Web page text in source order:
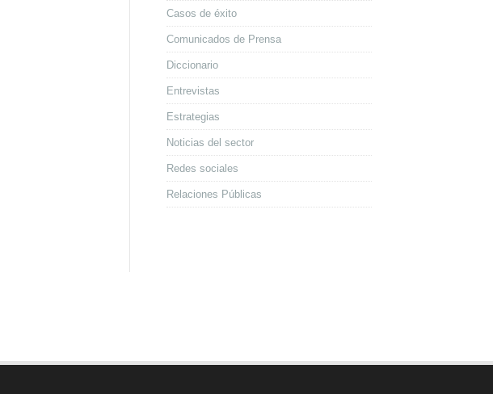
Casos de éxito
Comunicados de Prensa
Diccionario
Entrevistas
Estrategias
Noticias del sector
Redes sociales
Relaciones Públicas